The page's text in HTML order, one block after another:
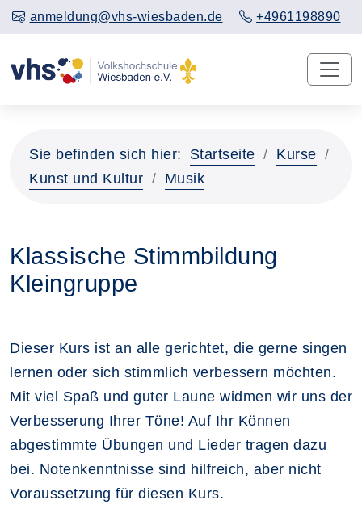
anmeldung@vhs-wiesbaden.de +4961198890
Sie befinden sich hier: Startseite
Kurse
Kunst und Kultur
Musik
Klassische Stimmbildung
Kleingruppe
Dieser Kurs ist an alle gerichtet, die gerne singen
lernen oder sich stimmlich verbessern möchten.
Mit viel Spaß und guter Laune widmen wir uns der
Verbesserung Ihrer Töne! Auf Ihr Können
abgestimmte Übungen und Lieder tragen dazu
bei. Notenkenntnisse sind hilfreich, aber nicht
Voraussetzung für diesen Kurs.